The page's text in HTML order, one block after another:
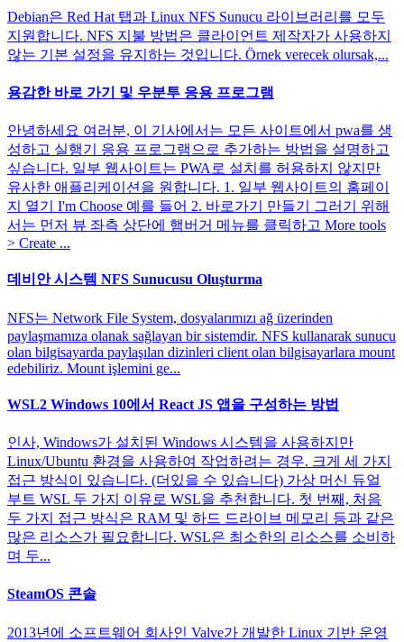
Debian은 Red Hat 탭과 Linux NFS Sunucu 라이브러리를 모두
지원합니다. NFS 지불 방법은 클라이언트 제작자가 사용하지
않는 기본 설정을 유지하는 것입니다. Örnek verecek olursak,...
용감한 바로 가기 및 우분투 응용 프로그램
안녕하세요 여러분, 이 기사에서는 모든 사이트에서 pwa를 생
성하고 실행기 응용 프로그램으로 추가하는 방법을 설명하고
싶습니다. 일부 웹사이트는 PWA로 설치를 허용하지 않지만
유사한 애플리케이션을 원합니다. 1. 일부 웹사이트의 홈페이
지 열기 I'm Choose 예를 들어 2. 바로가기 만들기 그러기 위해
서는 먼저 뷰 좌측 상단에 햄버거 메뉴를 클릭하고 More tools
> Create ...
데비안 시스템 NFS Sunucusu Oluşturma
NFS는 Network File System, dosyalarımızı ağ üzerinden
paylaşmamıza olanak sağlayan bir sistemdir. NFS kullanarak sunucu
olan bilgisayarda paylaşılan dizinleri client olan bilgisayarlara mount
edebiliriz. Mount işlemini ge...
WSL2 Windows 10에서 React JS 앱을 구성하는 방법
인사, Windows가 설치된 Windows 시스템을 사용하지만
Linux/Ubuntu 환경을 사용하여 작업하려는 경우. 크게 세 가지
접근 방식이 있습니다. (더있을 수 있습니다) 가상 머신 듀얼
부트 WSL 두 가지 이유로 WSL을 추천합니다. 첫 번째, 처음
두 가지 접근 방식은 RAM 및 하드 드라이브 메모리 등과 같은
많은 리소스가 필요합니다. WSL은 최소한의 리소스를 소비하
며 두...
SteamOS 콘솔
2013년에 소프트웨어 회사인 Valve가 개발한 Linux 기반 운영